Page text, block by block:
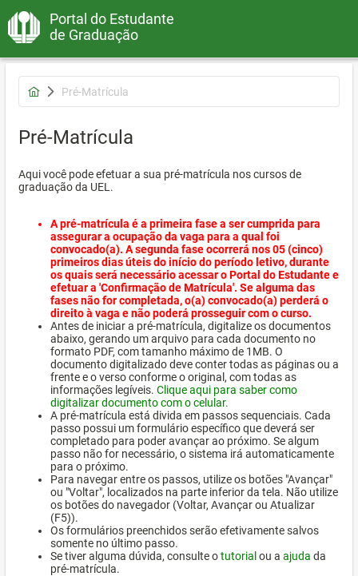
Portal do Estudante
de Graduação
Pré-Matrícula
Pré-Matrícula
Aqui você pode efetuar a sua pré-matrícula nos cursos de
graduação da UEL.
A pré-matrícula é a primeira fase a ser cumprida para
assegurar a ocupação da vaga para a qual foi
convocado(a). A segunda fase ocorrerá nos 05 (cinco)
primeiros dias úteis do início do período letivo, durante
os quais será necessário acessar o Portal do Estudante e
efetuar a 'Confirmação de Matrícula'. Se alguma das
fases não for completada, o(a) convocado(a) perderá o
direito à vaga e não poderá prosseguir com o curso.
Antes de iniciar a pré-matrícula, digitalize os documentos
abaixo, gerando um arquivo para cada documento no
formato PDF, com tamanho máximo de 1MB. O
documento digitalizado deve conter todas as páginas ou a
frente e o verso conforme o original, com todas as
informações legíveis. Clique aqui para saber como
digitalizar documento com o celular.
A pré-matrícula está divida em passos sequenciais. Cada
passo possui um formulário específico que deverá ser
completado para poder avançar ao próximo. Se algum
passo não for necessário, o sistema irá automaticamente
para o próximo.
Para navegar entre os passos, utilize os botões "Avançar"
ou "Voltar", localizados na parte inferior da tela. Não utilize
os botões do navegador (Voltar, Avançar ou Atualizar
(F5)).
Os formulários preenchidos serão efetivamente salvos
somente no último passo.
Se tiver alguma dúvida, consulte otutorial ou a ajuda da
pré-matrícula.